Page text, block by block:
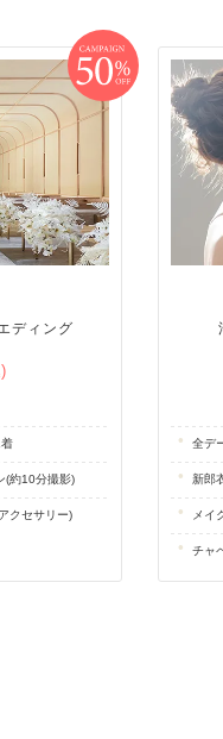
ディング
(約10分撮影)
クセサリー)
全デ
新郎
メイ
チャ